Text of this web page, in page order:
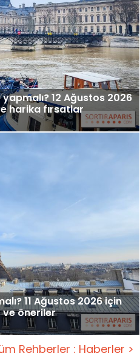
12 Ağustos 2026
harika fırsatlar
11 Ağustos 2026 için
öneriler
Rehberler : Haberler >